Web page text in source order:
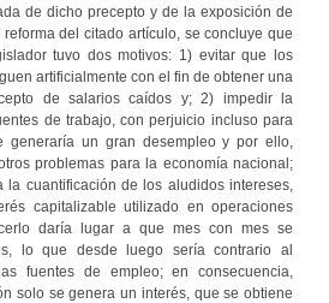
de dicho precepto y de la exposición de
del citado artículo, se concluye que
tuvo dos motivos: 1) evitar que los
artificialmente con el fin de obtener una
de salarios caídos y; 2) impedir la
de trabajo, con perjuicio incluso para
generaría un gran desempleo y por ello,
problemas para la economía nacional;
la cuantificación de los aludidos intereses,
capitalizable utilizado en operaciones
daría lugar a que mes con mes se
lo que desde luego sería contrario al
fuentes de empleo; en consecuencia,
solo se genera un interés, que se obtiene